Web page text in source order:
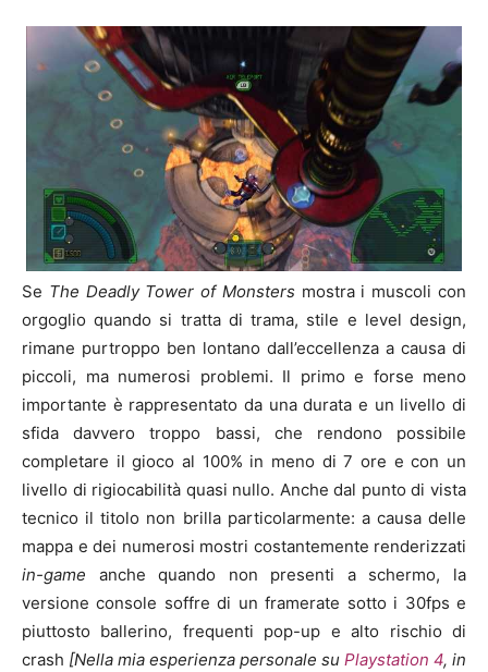
Se The Deadly Tower of Monsters mostra i muscoli con
orgoglio quando si tratta di trama, stile e level design,
rimane purtroppo ben lontano dall’eccellenza a causa di
piccoli, ma numerosi problemi. Il primo e forse meno
importante è rappresentato da una durata e un livello di
sfida davvero troppo bassi, che rendono possibile
completare il gioco al 100% in meno di 7 ore e con un
livello di rigiocabilità quasi nullo. Anche dal punto di vista
tecnico il titolo non brilla particolarmente: a causa delle
mappa e dei numerosi mostri costantemente renderizzati
in-game anche quando non presenti a schermo, la
versione console soffre di un framerate sotto i 30fps e
piuttosto ballerino, frequenti pop-up e alto rischio di
crash [Nella mia esperienza personale su Playstation 4, in